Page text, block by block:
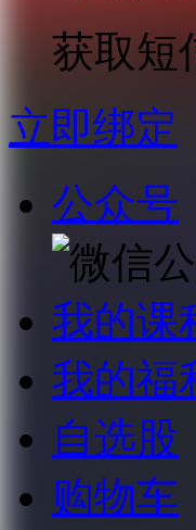
获取短
立即绑定
公众号
我的课
我的福
自选股
购物车